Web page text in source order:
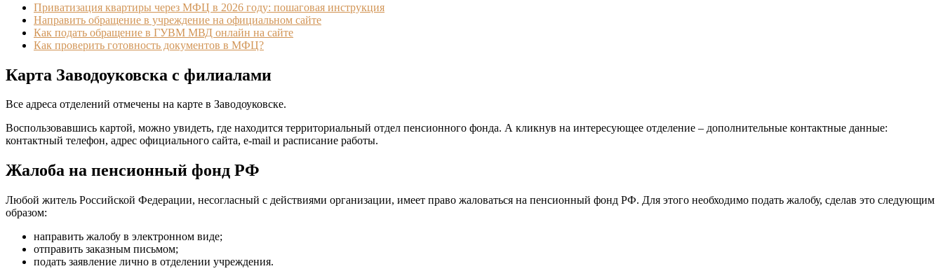
Приватизация квартиры через МФЦ в 2026 году: пошаговая инструкция
Направить обращение в учреждение на официальном сайте
Как подать обращение в ГУВМ МВД онлайн на сайте
Как проверить готовность документов в МФЦ?
Карта Заводоуковска с филиалами
Все адреса отделений отмечены на карте в Заводоуковске.
Воспользовавшись картой, можно увидеть, где находится территориальный отдел пенсионного фонда. А кликнув на интересующее отделение – дополнительные контактные данные:
контактный телефон, адрес официального сайта, e-mail и расписание работы.
Жалоба на пенсионный фонд РФ
Любой житель Российской Федерации, несогласный с действиями организации, имеет право жаловаться на пенсионный фонд РФ. Для этого необходимо подать жалобу, сделав это следующим
образом:
направить жалобу в электронном виде;
отправить заказным письмом;
подать заявление лично в отделении учреждения.